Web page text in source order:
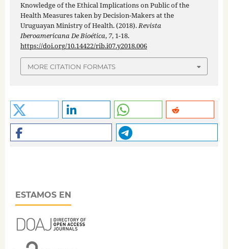
Knowledge of the Ethical Implications on Public of the
Health Measures taken by Decision-Makers at the
Uruguayan Ministry of Health. (2018).Revista
Iberoamericana De Bioética, 7, 1-18.
https://doi.org/10.14422/rib.i07.y2018.006
MORE CITATION FORMATS
ESTAMOS EN